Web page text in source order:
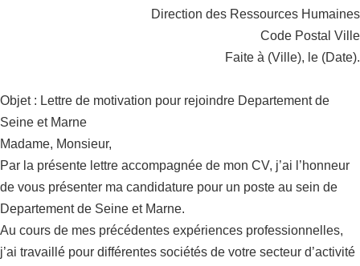
Direction des Ressources Humaines
Code Postal Ville
Faite à (Ville), le (Date).
Objet : Lettre de motivation pour rejoindre Departement de
Seine et Marne
Madame, Monsieur,
Par la présente lettre accompagnée de mon CV, j’ai l’honneur
de vous présenter ma candidature pour un poste au sein de
Departement de Seine et Marne.
Au cours de mes précédentes expériences professionnelles,
j’ai travaillé pour différentes sociétés de votre secteur d’activité